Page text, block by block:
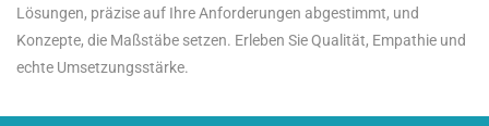
Lösungen, präzise auf Ihre Anforderungen abgestimmt, und
Konzepte, die Maßstäbe setzen. Erleben Sie Qualität, Empathie und
echte Umsetzungsstärke.